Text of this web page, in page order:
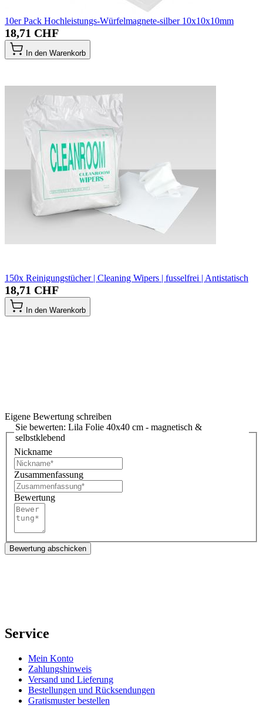
10er Pack Hochleistungs-Würfelmagnete-silber 10x10x10mm
18,71 CHF
In den Warenkorb
150x Reinigungstücher | Cleaning Wipers | fusselfrei | Antistatisch
18,71 CHF
In den Warenkorb
Eigene Bewertung schreiben
Sie bewerten: Lila Folie 40x40 cm - magnetisch &
selbstklebend
Nickname
Zusammenfassung
Bewertung
Bewertung abschicken
Service
Mein Konto
Zahlungshinweis
Versand und Lieferung
Bestellungen und Rücksendungen
Gratismuster bestellen